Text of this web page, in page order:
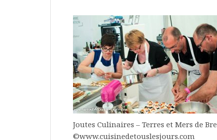
Joutes Culinaires – Terres et Mers de
©www.cuisinedetouslesjours.com